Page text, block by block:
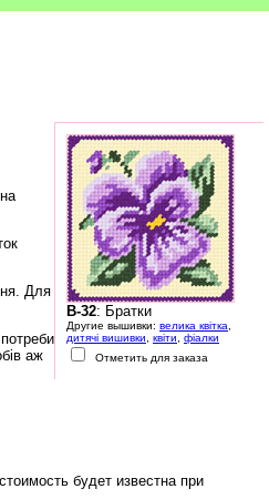
B-32: Братки
Другие вышивки: велика квітка
дитячі вишивки
квіти
фіалки
Отметить для заказа
Для
аж
будет известна при